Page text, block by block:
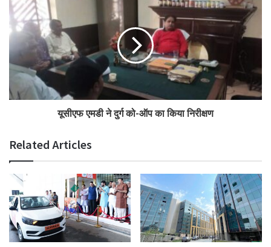
यूसीएफ एमडी ने दुर्ग को-ऑप का किया निरीक्षण
Related Articles